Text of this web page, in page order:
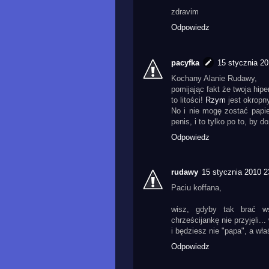
zdravim
Odpowiedz
pacyfka
15 stycznia
Kochany Alanie Rudawy,
pomijając fakt że twoja
to litości! Rzym jest
No i nie mogę zostać
penis, i to tylko po to, by
Odpowiedz
rudawy 15 stycznia 2010
Paciu koffana,
wisz, gdyby tak brać
chrześcijankę nie przyjęli...
i będziesz nie "papa", a
Odpowiedz